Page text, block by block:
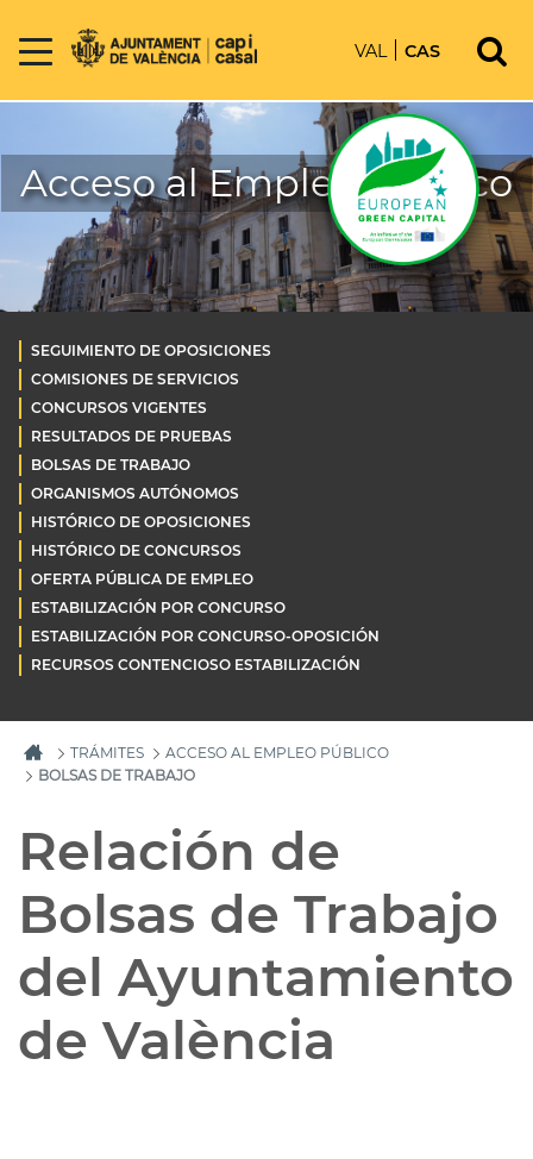
VAL CAS
Acceso al Empleo Público
SEGUIMIENTO DE OPOSICIONES
COMISIONES DE SERVICIOS
CONCURSOS VIGENTES
RESULTADOS DE PRUEBAS
BOLSAS DE TRABAJO
ORGANISMOS AUTÓNOMOS
HISTÓRICO DE OPOSICIONES
HISTÓRICO DE CONCURSOS
OFERTA PÚBLICA DE EMPLEO
ESTABILIZACIÓN POR CONCURSO
ESTABILIZACIÓN POR CONCURSO-OPOSICIÓN
RECURSOS CONTENCIOSO ESTABILIZACIÓN
TRÁMITES
ACCESO AL EMPLEO PÚBLICO
BOLSAS DE TRABAJO
Relación de
Bolsas de Trabajo
del Ayuntamiento
de València